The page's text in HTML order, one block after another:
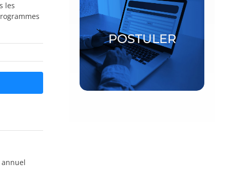
les
POSTULER
Bourses postdoctorales et
chercheurs invités
POSTULER